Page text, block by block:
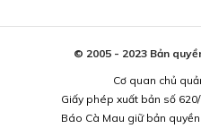
© 2005 - 2023 Bản
Cơ quan chủ
Giấy phép xuất bản số
Báo Cà Mau giữ bản